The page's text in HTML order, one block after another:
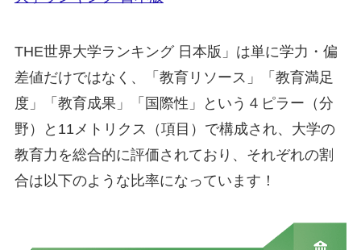
THE世界大学ランキング 日本版」は単に学力・偏
差値だけではなく、「教育リソース」「教育満足
度」「教育成果」「国際性」という４ピラー（分
野）と11メトリクス（項目）で構成され、大学の
教育力を総合的に評価されており、それぞれの割
合は以下のような比率になっています！